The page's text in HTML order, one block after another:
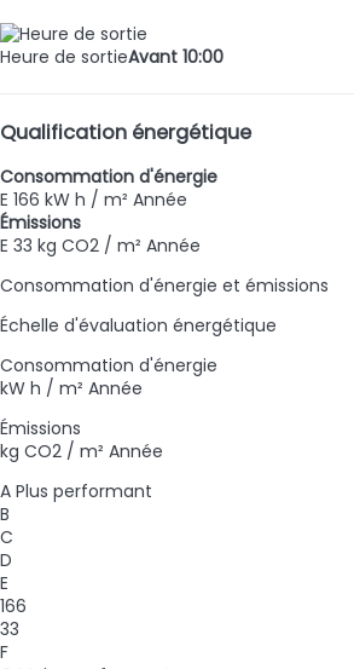
Heure de sortieAvant 10:00
Qualification énergétique
Consommation d'énergie
E 166 kW h / m² Année
Émissions
E 33 kg CO2 / m² Année
Consommation d'énergie et émissions
Échelle d'évaluation énergétique
Consommation d'énergie
kW h / m² Année
Émissions
kg CO2 / m² Année
A Plus performant
B
C
D
E
166
33
F